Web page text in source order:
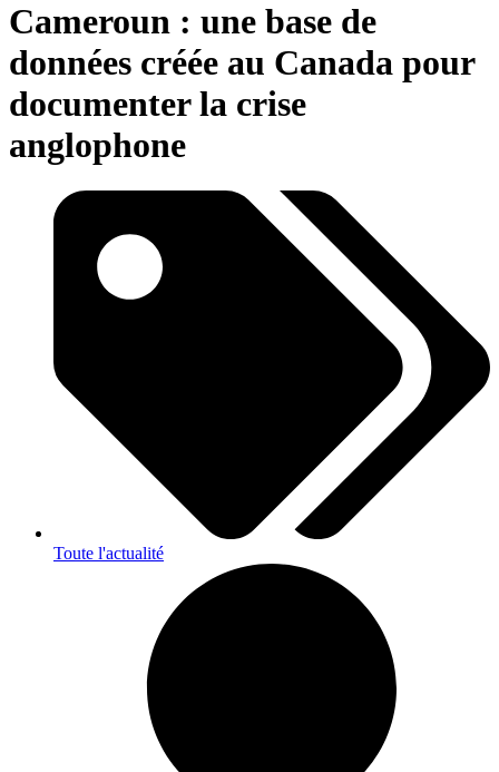
Cameroun : une base de
données créée au Canada pour
documenter la crise
anglophone
Toute l'actualité